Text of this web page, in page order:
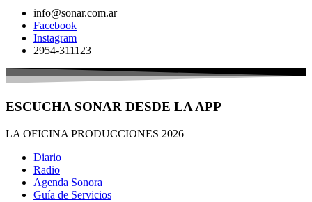
info@sonar.com.ar
Facebook
Instagram
2954-311123
ESCUCHA SONAR DESDE LA APP
LA OFICINA PRODUCCIONES 2026
Diario
Radio
Agenda Sonora
Guía de Servicios